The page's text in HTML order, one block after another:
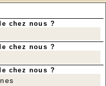
chez nous ?
chez nous ?
chez nous ?